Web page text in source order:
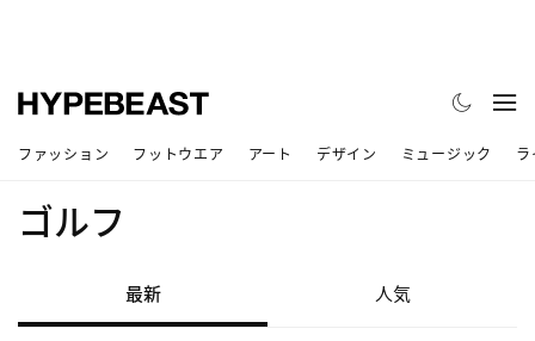
ファッション フットウエア アート デザイン ミュージック
ゴルフ
最新 人気